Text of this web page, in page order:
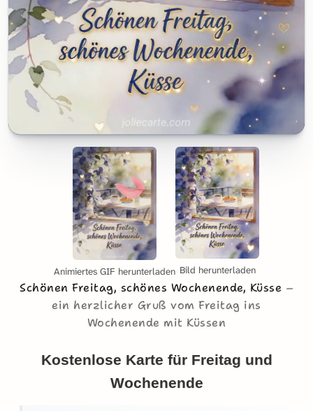
Animiertes GIF herunterladen Bild herunterladen
Schönen Freitag, schönes Wochenende, Küsse
ein herzlicher Gruß vom Freitag ins
Wochenende mit Küssen
Kostenlose Karte für Freitag und
Wochenende